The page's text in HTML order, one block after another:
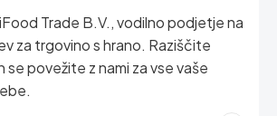
Trade B.V., vodilno podjetje na
za trgovino s hrano. Raziščite
se povežite z nami za vse vaše